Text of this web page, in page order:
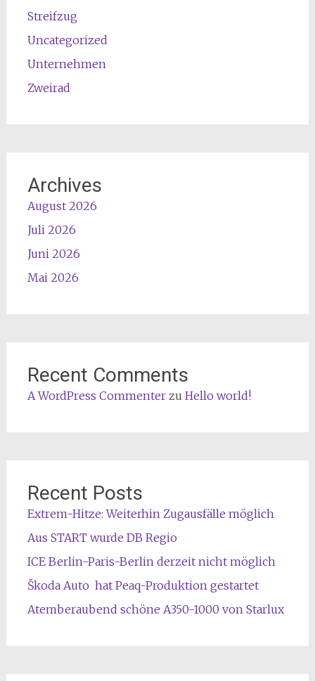
Streifzug
Uncategorized
Unternehmen
Zweirad
Archives
August 2026
Juli 2026
Juni 2026
Mai 2026
Recent Comments
A WordPress Commenterzu Hello world!
Recent Posts
Extrem-Hitze: Weiterhin Zugausfälle möglich
Aus START wurde DB Regio
ICE Berlin-Paris-Berlin derzeit nicht möglich
Škoda Auto hat Peaq-Produktion gestartet
Atemberaubend schöne A350-1000 von Starlux